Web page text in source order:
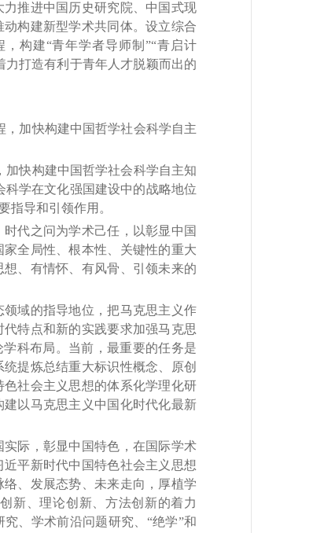
推进中国历史研究院、中国式现
构建新型学术共同体。设立综合
构建“青年学者导师制”“青启计
力打造有利于青年人才脱颖而出的
加快构建中国哲学社会科学自主
快构建中国哲学社会科学自主知
科学在文化强国建设中的战略地位
指导和引领作用。
代之问为学术己任，以彰显中国
全局性、根本性、关键性的重大
、有情怀、有风骨、引领未来的
域的指导地位，把马克思主义作
特点和新的实践要求加强马克思
科布局。当前，最重要的任务是
提炼总结重大标识性概念、原创
社会主义思想的体系化学理化研
以马克思主义中国化时代化最新
际，彰显中国特色，在国际学术
平新时代中国特色社会主义思想
、发展态势、未来走向，厚植学
新、理论创新、方法创新的着力
、学术前沿问题研究、“绝学”和